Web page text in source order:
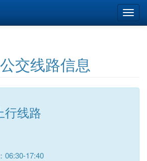
交线路信息
行线路
06:30-17:40